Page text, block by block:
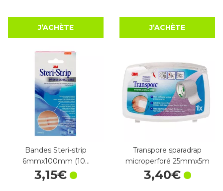
J’ACHÈTE J’ACHÈTE
Bandes Steri-strip
6mmx100mm (10…
3,15€
Transpore sparadrap
microperforé 25mmx5m
3,40€